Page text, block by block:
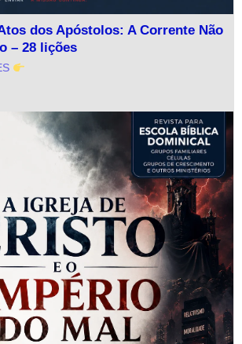
dos Apóstolos: A Corrente Não
– 28 lições